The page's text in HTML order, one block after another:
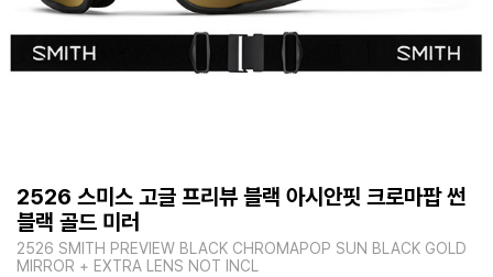
2526 스미스 고글 프리뷰 블랙 아시안핏 크로마팝 썬
블랙 골드 미러
2526 SMITH PREVIEW BLACK CHROMAPOP SUN BLACK GOLD
MIRROR + EXTRA LENS NOT INCL